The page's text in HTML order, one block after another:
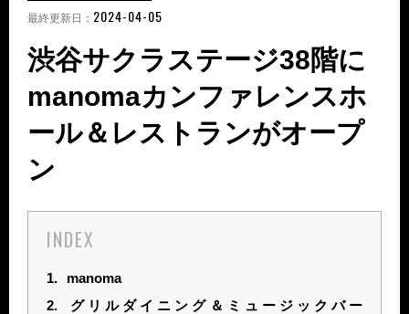
渋谷サクラステージ38階に
manomaカンファレンスホ
ール＆レストランがオープ
ン
INDEX
1.
manoma
2.
グリルダイニング＆ミュージックバー
最終更新日： 2024-04-05